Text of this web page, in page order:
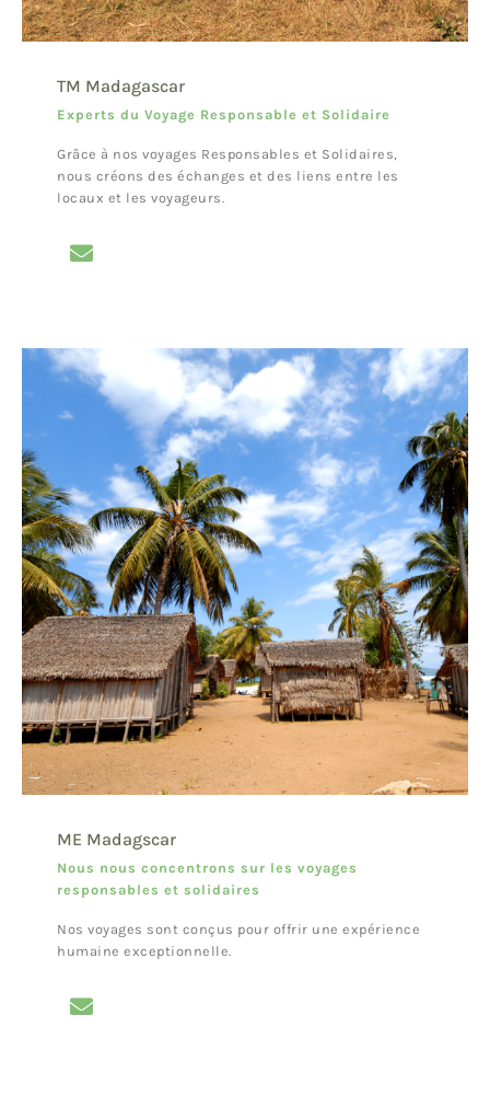
TM Madagascar
Experts du Voyage Responsable et Solidaire
Grâce à nos voyages Responsables et Solidaires,
nous créons des échanges et des liens entre les
locaux et les voyageurs.
ME Madagscar
Nous nous concentrons sur les voyages
responsables et solidaires
Nos voyages sont conçus pour offrir une expérience
humaine exceptionnelle.